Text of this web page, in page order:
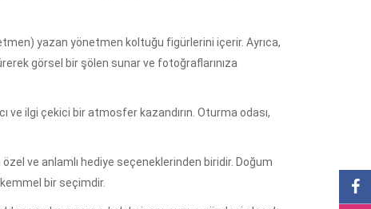
yazan yönetmen koltuğu figürlerini içerir. Ayrıca,
görsel bir şölen sunar ve fotoğraflarınıza
ve ilgi çekici bir atmosfer kazandırın. Oturma odası,
ve anlamlı hediye seçeneklerinden biridir. Doğum
bir seçimdir.